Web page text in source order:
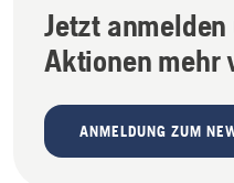
Jetzt
Aktionen mehr
ANMELDUNG ZUM